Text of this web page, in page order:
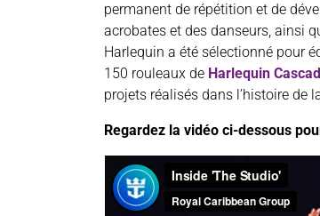
Carreaux
permanent de répétition et de
acrobates et des danseurs, ainsi
Harlequin a été sélectionné pour
150 rouleaux de Harlequin
projets réalisés dans l’histoire de
Regardez la vidéo ci-dessous